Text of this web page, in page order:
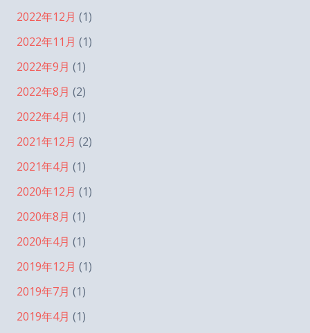
2022年12月 (1)
2022年11月 (1)
2022年9月 (1)
2022年8月 (2)
2022年4月 (1)
2021年12月 (2)
2021年4月 (1)
2020年12月 (1)
2020年8月 (1)
2020年4月 (1)
2019年12月 (1)
2019年7月 (1)
2019年4月 (1)